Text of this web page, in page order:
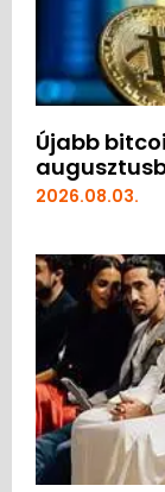
Újabb
2026.08.03.